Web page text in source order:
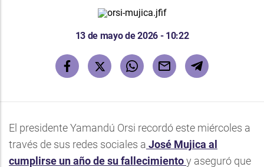
13 de mayo de 2026 - 10:22
El presidente Yamandú Orsi recordó este miércoles a
través de sus redes sociales a José Mujica al
cumplirse un año de su fallecimientoy aseguró que